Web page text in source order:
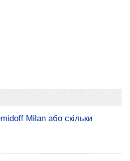
Milan або скільки